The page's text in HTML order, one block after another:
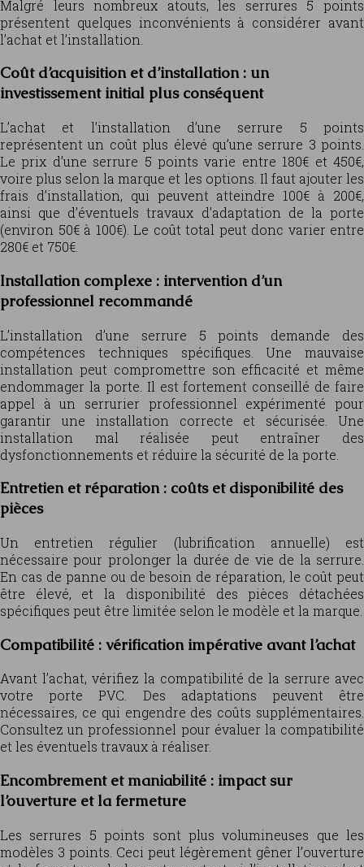
Malgré leurs nombreux atouts, les serrures 5 points
présentent quelques inconvénients à considérer avant
l’achat et l’installation.
Coût d’acquisition et d’installation : un
investissement initial plus conséquent
L’achat et l’installation d’une serrure 5 points
représentent un coût plus élevé qu’une serrure 3 points.
Le prix d’une serrure 5 points varie entre 180€ et 450€,
voire plus selon la marque et les options. Il faut ajouter les
frais d’installation, qui peuvent atteindre 100€ à 200€,
ainsi que d’éventuels travaux d’adaptation de la porte
(environ 50€ à 100€). Le coût total peut donc varier entre
280€ et 750€.
Installation complexe : intervention d’un
professionnel recommandé
L’installation d’une serrure 5 points demande des
compétences techniques spécifiques. Une mauvaise
installation peut compromettre son efficacité et même
endommager la porte. Il est fortement conseillé de faire
appel à un serrurier professionnel expérimenté pour
garantir une installation correcte et sécurisée. Une
installation mal réalisée peut entraîner des
dysfonctionnements et réduire la sécurité de la porte.
Entretien et réparation : coûts et disponibilité des
pièces
Un entretien régulier (lubrification annuelle) est
nécessaire pour prolonger la durée de vie de la serrure.
En cas de panne ou de besoin de réparation, le coût peut
être élevé, et la disponibilité des pièces détachées
spécifiques peut être limitée selon le modèle et la marque.
Compatibilité : vérification impérative avant l’achat
Avant l’achat, vérifiez la compatibilité de la serrure avec
votre porte PVC. Des adaptations peuvent être
nécessaires, ce qui engendre des coûts supplémentaires.
Consultez un professionnel pour évaluer la compatibilité
et les éventuels travaux à réaliser.
Encombrement et maniabilité : impact sur
l’ouverture et la fermeture
Les serrures 5 points sont plus volumineuses que les
modèles 3 points. Ceci peut légèrement gêner l’ouverture